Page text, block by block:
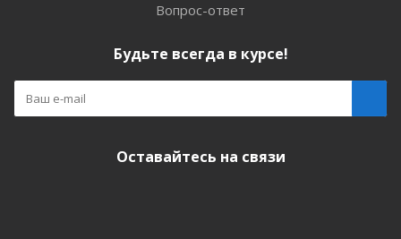
Вопрос-ответ
Будьте всегда в курсе!
Оставайтесь на связи